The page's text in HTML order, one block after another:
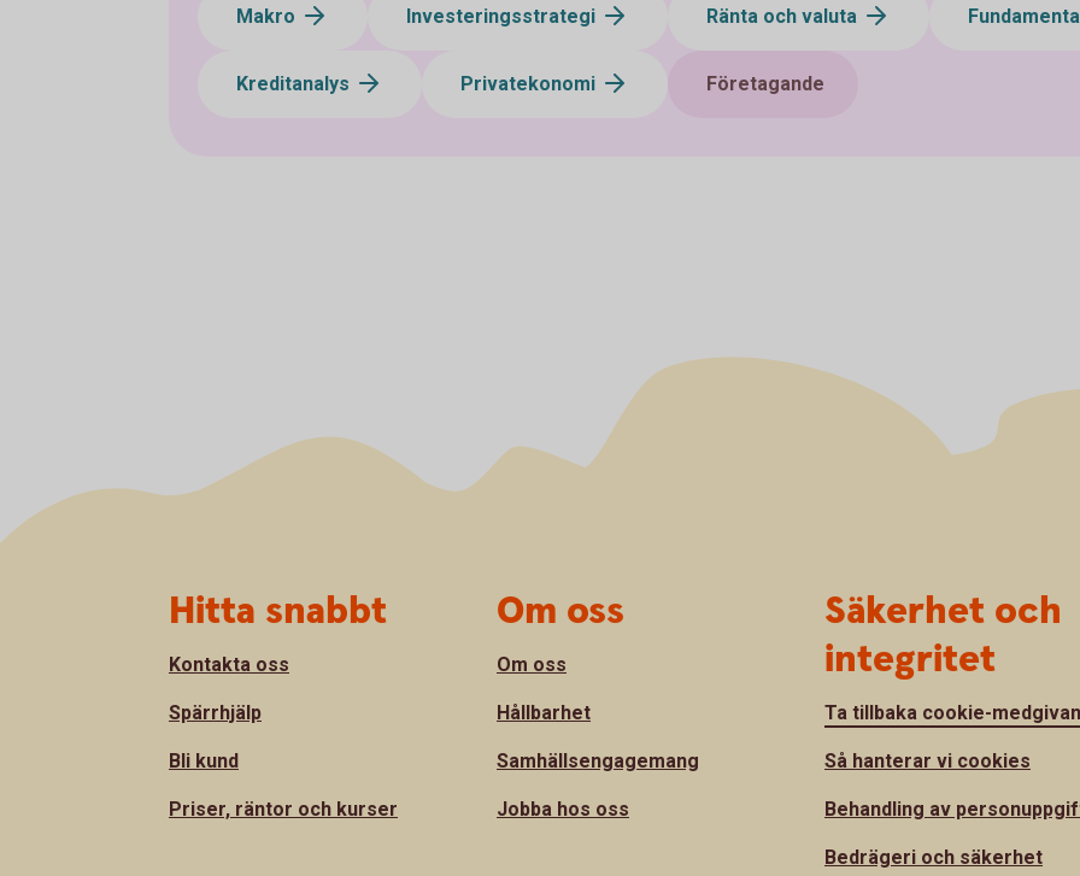
Makro Investeringsstrategi Ränta och valuta
Kreditanalys Privatekonomi Företagande
Hitta snabbt
Kontakta oss
Spärrhjälp
Bli kund
Priser, räntor och kurser
Om oss
Om oss
Hållbarhet
Samhällsengagemang
Jobba hos oss
Säkerhet och
integritet
Ta tillbaka cookie-
Så hanterar vi cookies
Behandling av
Bedrägeri och säkerhet